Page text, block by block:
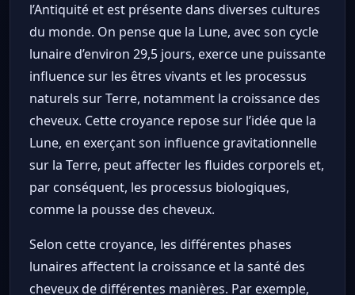
l’Antiquité et est présente dans diverses cultures
du monde. On pense que la Lune, avec son cycle
lunaire d’environ 29,5 jours, exerce une puissante
influence sur les êtres vivants et les processus
naturels sur Terre, notamment la croissance des
cheveux. Cette croyance repose sur l’idée que la
Lune, en exerçant son influence gravitationnelle
sur la Terre, peut affecter les fluides corporels et,
par conséquent, les processus biologiques,
comme la pousse des cheveux.
Selon cette croyance, les différentes phases
lunaires affectent la croissance et la santé des
cheveux de différentes manières. Par exemple,